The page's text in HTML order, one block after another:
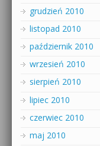
grudzień 2010
listopad 2010
październik 2010
wrzesień 2010
sierpień 2010
lipiec 2010
czerwiec 2010
maj 2010